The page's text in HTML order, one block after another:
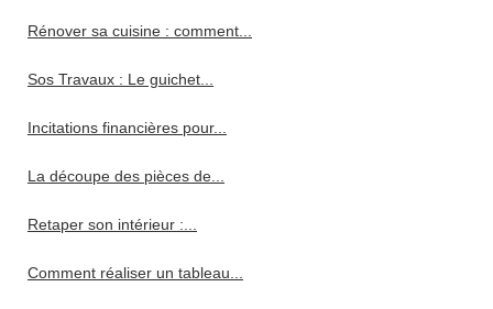
Rénover sa cuisine : comment...
Sos Travaux : Le guichet...
Incitations financières pour...
La découpe des pièces de...
Retaper son intérieur :...
Comment réaliser un tableau...